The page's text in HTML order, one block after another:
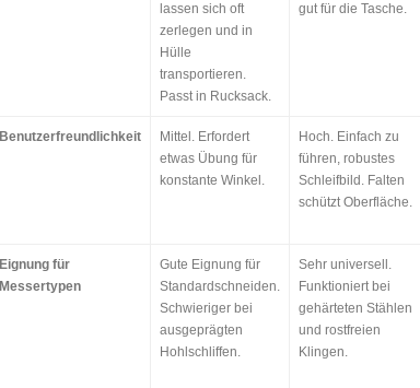
lassen sich oft
zerlegen und in
Hülle
transportieren.
Passt in Rucksack.
gut für die Tasche.
Benutzerfreundlichkeit
Mittel. Erfordert
etwas Übung für
konstante Winkel.
Hoch. Einfach zu
führen, robustes
Schleifbild. Falten
schützt Oberfläche.
Eignung für
Messertypen
Gute Eignung für
Standardschneiden.
Schwieriger bei
ausgeprägten
Hohlschliffen.
Sehr universell.
Funktioniert bei
gehärteten Stählen
und rostfreien
Klingen.